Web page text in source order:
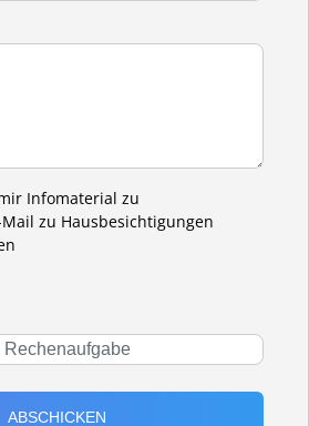
Infomaterial zu
zu Hausbesichtigungen